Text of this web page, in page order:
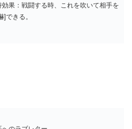
効果：戦闘する時、これを吹いて相手を
]できる。